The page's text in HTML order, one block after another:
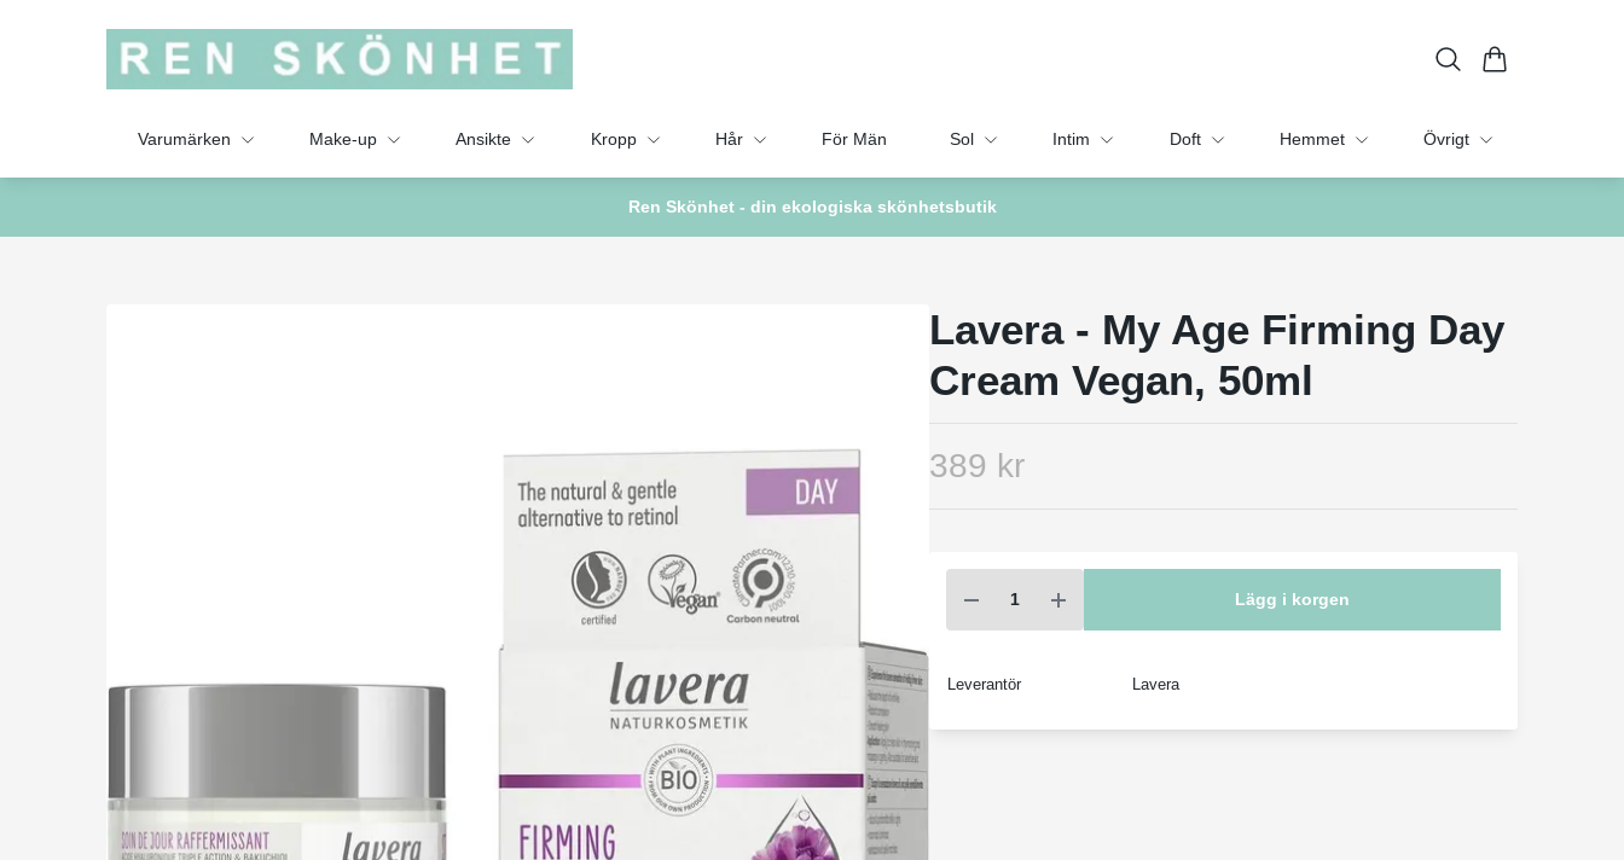
Varumärken Make-up Ansikte Kropp Hår För Män Sol Intim Doft Hemmet Övrigt
Ren Skönhet - din ekologiska skönhetsbutik
Lavera - My Age Firming Day
Cream Vegan, 50ml
389 kr
Lägg i korgen
Leverantör Lavera